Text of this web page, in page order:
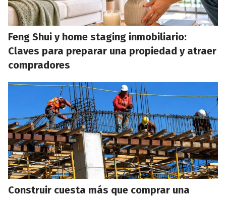
Feng Shui y home staging inmobiliario:
Claves para preparar una propiedad y atraer
compradores
Construir cuesta más que comprar una